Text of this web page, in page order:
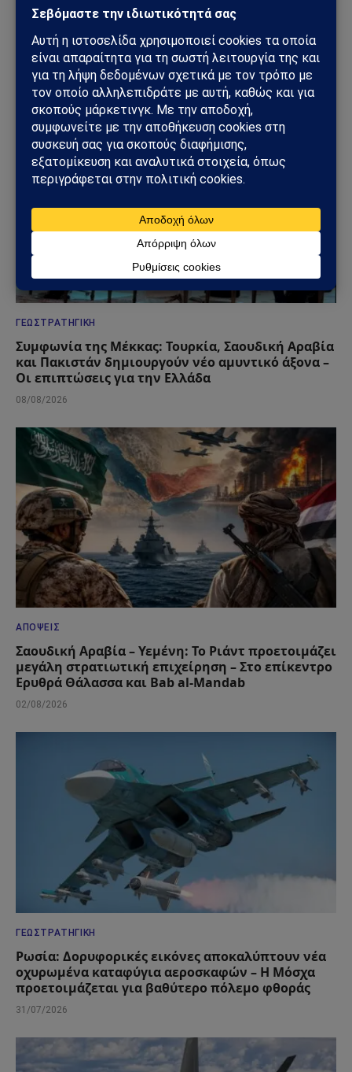
ΠΑΡΆΞΕΝΑ
Πεντάγωνο και UFO: Νέα απόρρητα αρχεία,
βίντεο και ανεξήγητες καταγραφές UAP βγαίνουν
στο φως
08/08/2026
ΓΕΩΣΤΡΑΤΗΓΙΚΉ
Συμφωνία της Μέκκας: Τουρκία, Σαουδική Αραβία
και Πακιστάν δημιουργούν νέο αμυντικό άξονα –
Οι επιπτώσεις για την Ελλάδα
08/08/2026
ΑΠΌΨΕΙΣ
Σαουδική Αραβία – Υεμένη: Το Ριάντ προετοιμάζει
μεγάλη στρατιωτική επιχείρηση – Στο επίκεντρο
Ερυθρά Θάλασσα και Bab al-Mandab
02/08/2026
ΓΕΩΣΤΡΑΤΗΓΙΚΉ
Ρωσία: Δορυφορικές εικόνες αποκαλύπτουν νέα
οχυρωμένα καταφύγια αεροσκαφών – Η Μόσχα
προετοιμάζεται για βαθύτερο πόλεμο φθοράς
31/07/2026